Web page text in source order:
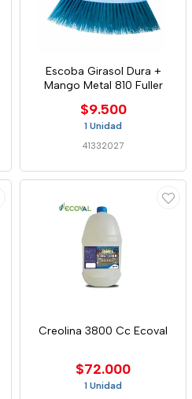
Escoba Girasol Dura +
Mango Metal 810 Fuller
$9.500
1 Unidad
41332027
Creolina 3800 Cc Ecoval
$72.000
1 Unidad